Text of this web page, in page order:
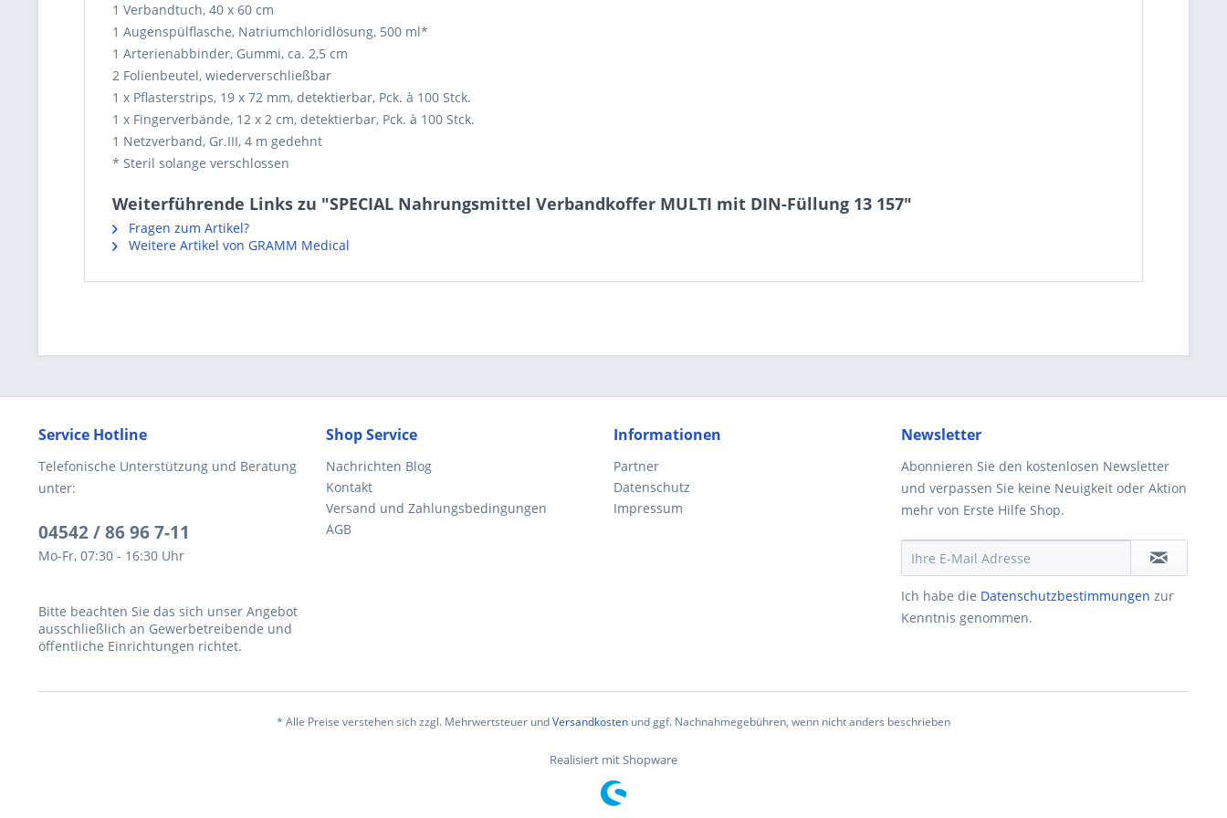
1 Verbandtuch, 40 x 60 cm
1 Augenspülflasche, Natriumchloridlösung, 500 ml*
1 Arterienabbinder, Gummi, ca. 2,5 cm
2 Folienbeutel, wiederverschließbar
1 x Pflasterstrips, 19 x 72 mm, detektierbar, Pck. à 100 Stck.
1 x Fingerverbände, 12 x 2 cm, detektierbar, Pck. à 100 Stck.
1 Netzverband, Gr.III, 4 m gedehnt
* Steril solange verschlossen
Weiterführende Links zu "SPECIAL Nahrungsmittel Verbandkoffer MULTI mit DIN-Füllung 13 157"
Fragen zum Artikel?
Weitere Artikel von GRAMM Medical
Service Hotline
Telefonische Unterstützung und Beratung
unter:
04542 / 86 96 7-11
Mo-Fr, 07:30 - 16:30 Uhr
Bitte beachten Sie das sich unser Angebot
ausschließlich an Gewerbetreibende und
öffentliche Einrichtungen richtet.
Shop Service
Nachrichten Blog
Kontakt
Versand und Zahlungsbedingungen
AGB
Informationen
Partner
Datenschutz
Impressum
Newsletter
Abonnieren Sie den kostenlosen Newsletter
und verpassen Sie keine Neuigkeit oder Aktion
mehr von Erste Hilfe Shop.
Ich habe die Datenschutzbestimmungen zur
Kenntnis genommen.
* Alle Preise verstehen sich zzgl. Mehrwertsteuer undVersandkosten und ggf. Nachnahmegebühren, wenn nicht anders beschrieben
Realisiert mit Shopware